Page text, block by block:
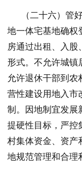
（二十六）管
地一体宅基地确权
房通过出租、入股
形式。不允许城镇
允许退休干部到农
营性建设用地入市
制。因地制宜发展
提硬性目标，严控
村集体资金、资产
地规范管理和合理